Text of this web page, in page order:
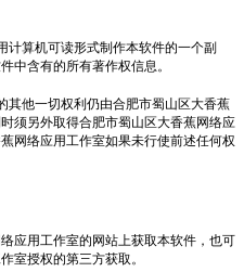
算机可读形式制作本软件的一个副
中含有的所有著作权信息。
其他一切权利仍由合肥市蜀山区大香蕉
须另外取得合肥市蜀山区大香蕉网络应
网络应用工作室如果未行使前述任何权
应用工作室的网站上获取本软件，也可
室授权的第三方获取。